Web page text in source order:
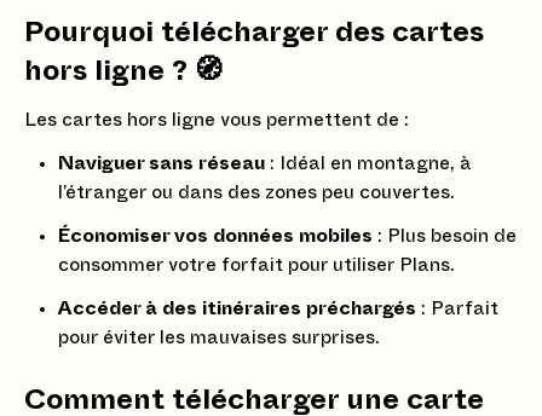
Pourquoi télécharger des cartes
hors ligne ? 🧭
Les cartes hors ligne vous permettent de :
Naviguer sans réseau : Idéal en montagne, à
l’étranger ou dans des zones peu couvertes.
Économiser vos données mobiles : Plus besoin de
consommer votre forfait pour utiliser Plans.
Accéder à des itinéraires préchargés : Parfait
pour éviter les mauvaises surprises.
Comment télécharger une carte